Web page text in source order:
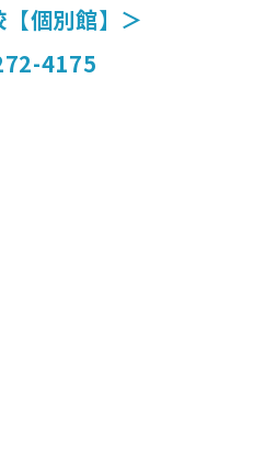
個別館】＞
4175